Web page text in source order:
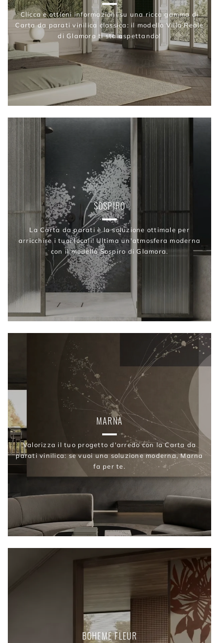
Clicca e ottieni informazioni su una ricca gamma di
Carta da parati vinilica classica: il modello Villa Reale
di Glamora ti sta aspettando!
SOSPIRO
La Carta da parati è la soluzione ottimale per
arricchire i tuoi locali! Ultima un'atmosfera moderna
con il modello Sospiro di Glamora.
MARNA
Valorizza il tuo progetto d'arredo con la Carta da
parati vinilica: se vuoi una soluzione moderna, Marna
fa per te.
BOHEME FLEUR